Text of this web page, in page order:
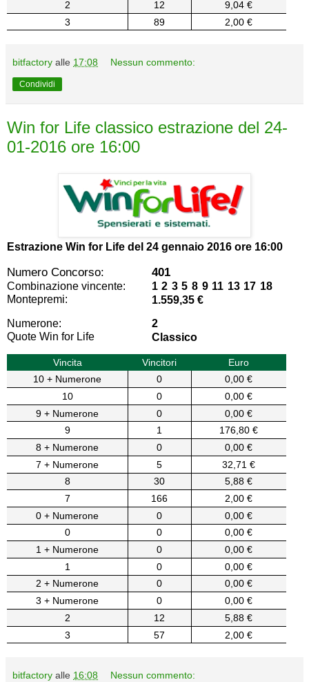
2 12
9,04 €
3
89 2,00 €
bitfactory alle 17:08 Nessun commento:
Condividi
Win for Life classico estrazione del 24-
01-2016 ore 16:00
Estrazione Win for Life del 24 gennaio 2016 ore 16:00
Numero Concorso: 401
Combinazione vincente:
1 2 3 5 8 9 11 13 17 18
Montepremi:
1.559,35 €
Numerone:
2
Quote Win for Life
Classico
Vincita Vincitori
Euro
10 + Numerone
0
0,00 €
10
0
0,00 €
9 + Numerone
0
0,00 €
9
1
176,80 €
8 + Numerone
0
0,00 €
7 + Numerone
5
32,71 €
8
30
5,88 €
7
166
2,00 €
0 + Numerone
0
0,00 €
0
0
0,00 €
1 + Numerone
0
0,00 €
1
0
0,00 €
2 + Numerone
0
0,00 €
3 + Numerone
0
0,00 €
2
12
5,88 €
3
57 2,00 €
bitfactory alle 16:08 Nessun commento: